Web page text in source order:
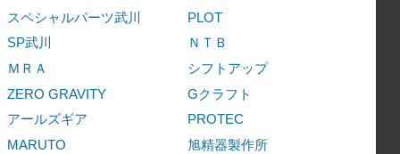
スペシャルパーツ武川
PLOT
SP武川
ＮＴＢ
ＭＲＡ
シフトアップ
ZERO GRAVITY
Gクラフト
アールズギア
PROTEC
MARUTO
旭精器製作所